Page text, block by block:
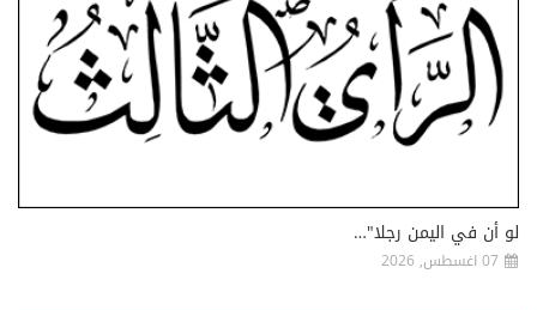
لو أن في اليمن رجلا"…
07 اغسطس, 2026